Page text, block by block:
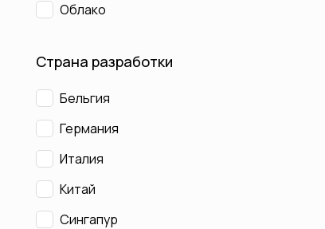
Облако
Страна разработки
Бельгия
Германия
Италия
Китай
Сингапур